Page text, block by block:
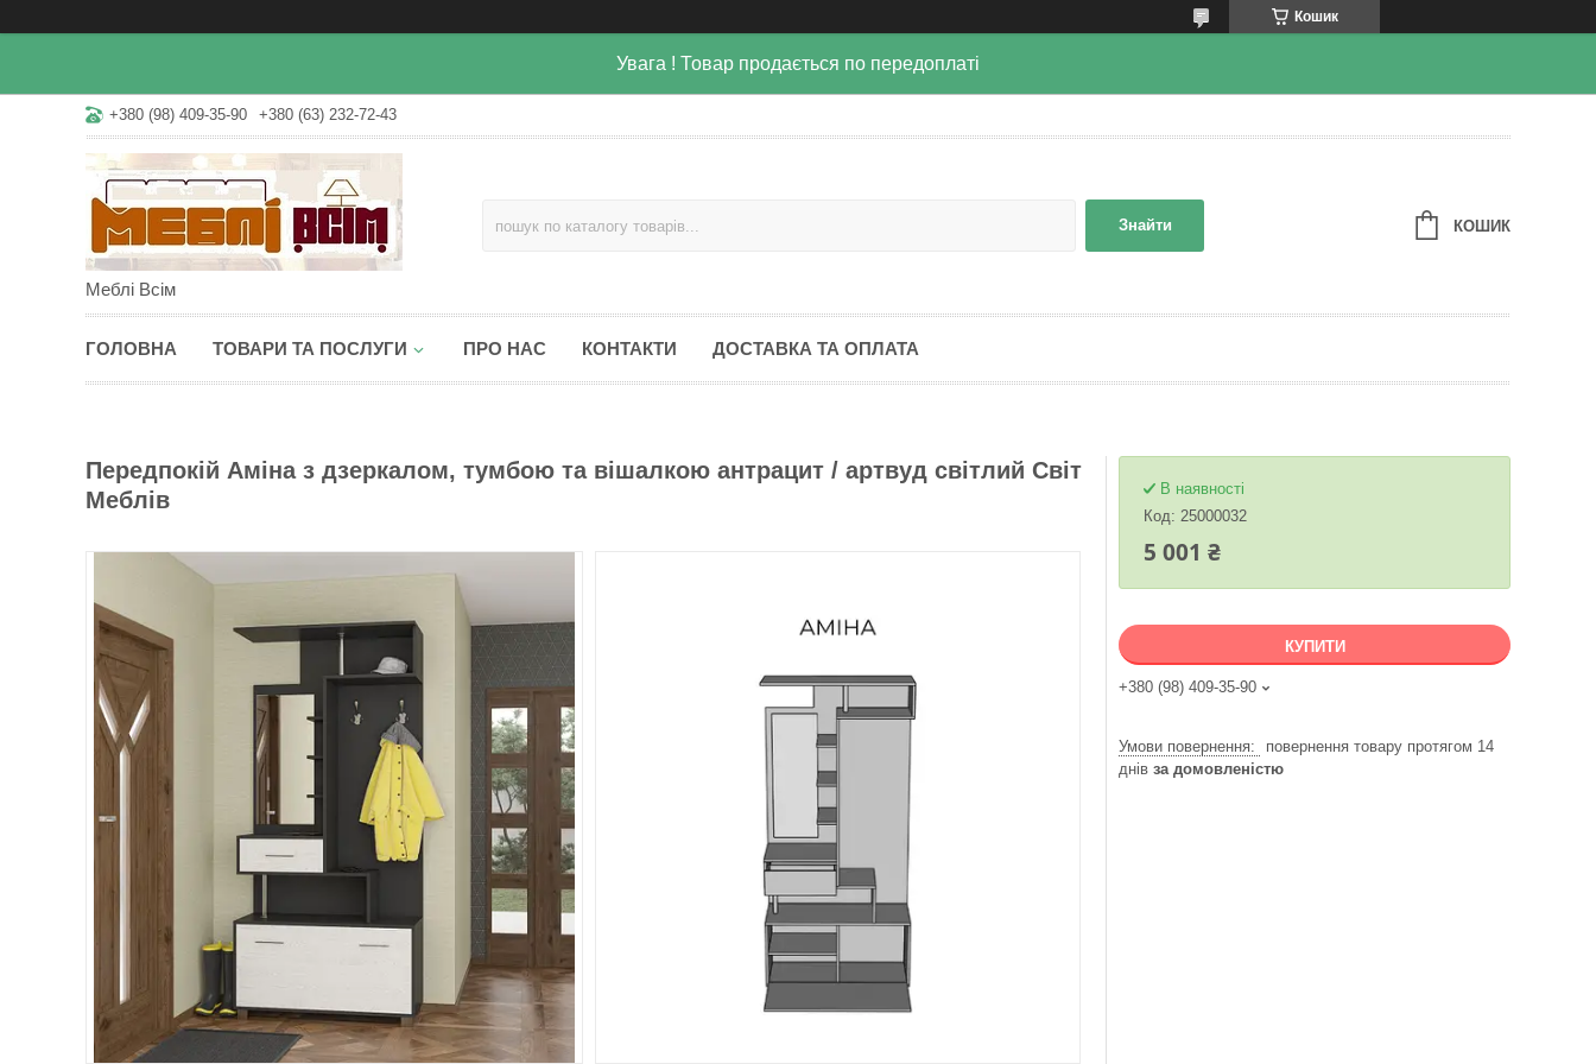
Кошик
Увага ! Товар продається по передоплаті
+380 (98) 409-35-90 +380 (63) 232-72-43
Меблі Всім
Знайти КОШИК
ГОЛОВНА ТОВАРИ ТА ПОСЛУГИ ПРО НАС КОНТАКТИ ДОСТАВКА ТА ОПЛАТА
Передпокій Аміна з дзеркалом, тумбою та вішалкою антрацит / артвуд світлий Світ
Меблів
В наявності
Код: 25000032
5 001 ₴
КУПИТИ
+380 (98) 409-35-90
повернення товару протягом 14
днів за домовленістю